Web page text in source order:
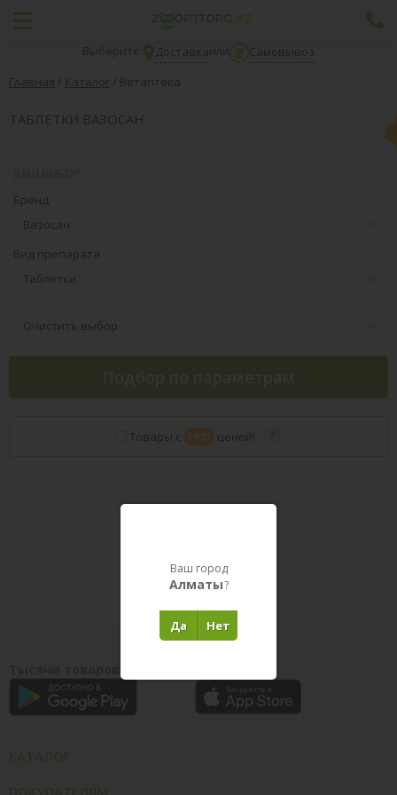
Выберите: Доставкаили
Самовывоз
Главная / Каталог / Ветаптека
ТАБЛЕТКИ ВАЗОСАН
Бренд
Вазосан
Вид препарата
Таблетки
Очистить выбор
Подбор по параметрам
Товары с PRO ценой!
Ваш город
Алматы?
Нет
Да